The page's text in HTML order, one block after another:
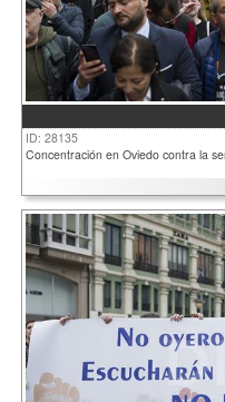
ID: 28135
Concentración en Oviedo contra la